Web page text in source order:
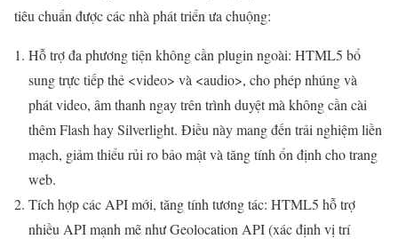
tiêu chuẩn được các nhà phát triển ưa chuộng:
Hỗ trợ đa phương tiện không cần plugin ngoài: HTML5 bổ
sung trực tiếp thẻ <video> và <audio>, cho phép nhúng và
phát video, âm thanh ngay trên trình duyệt mà không cần cài
thêm Flash hay Silverlight. Điều này mang đến trải nghiệm liền
mạch, giảm thiểu rủi ro bảo mật và tăng tính ổn định cho trang
web.
Tích hợp các API mới, tăng tính tương tác: HTML5 hỗ trợ
nhiều API mạnh mẽ như Geolocation API (xác định vị trí